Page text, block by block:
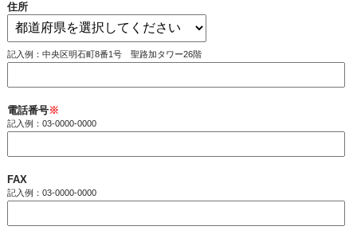
住所
記入例：中央区明石町8番1号 聖路加タワー26階
電話番号※
記入例：03-0000-0000
FAX
記入例：03-0000-0000